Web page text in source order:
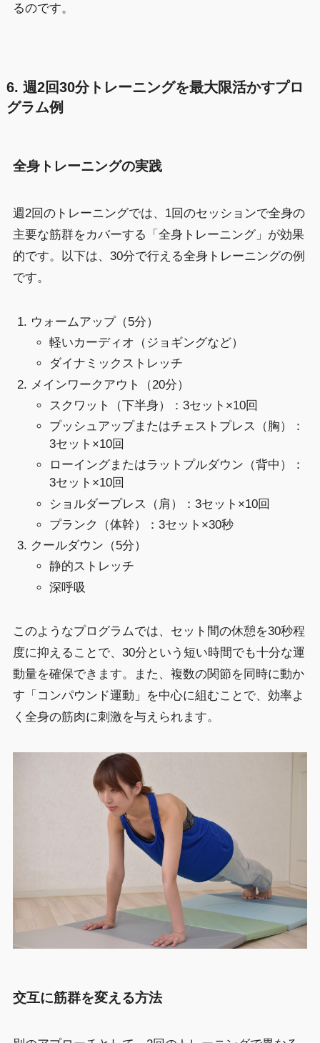
るのです。
6. 週2回30分トレーニングを最大限活かすプロ
グラム例
全身トレーニングの実践
週2回のトレーニングでは、1回のセッションで全身の
主要な筋群をカバーする「全身トレーニング」が効果
的です。以下は、30分で行える全身トレーニングの例
です。
ウォームアップ（5分）
軽いカーディオ（ジョギングなど）
ダイナミックストレッチ
メインワークアウト（20分）
スクワット（下半身）：3セット×10回
プッシュアップまたはチェストプレス（胸）：
3セット×10回
ローイングまたはラットプルダウン（背中）：
3セット×10回
ショルダープレス（肩）：3セット×10回
プランク（体幹）：3セット×30秒
クールダウン（5分）
静的ストレッチ
深呼吸
このようなプログラムでは、セット間の休憩を30秒程
度に抑えることで、30分という短い時間でも十分な運
動量を確保できます。また、複数の関節を同時に動か
す「コンパウンド運動」を中心に組むことで、効率よ
く全身の筋肉に刺激を与えられます。
交互に筋群を変える方法